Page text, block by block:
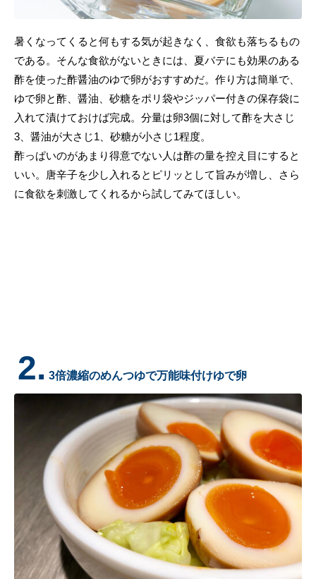
暑くなってくると何もする気が起きなく、食欲も落ちるもの
である。そんな食欲がないときには、夏バテにも効果のある
酢を使った酢醤油のゆで卵がおすすめだ。作り方は簡単で、
ゆで卵と酢、醤油、砂糖をポリ袋やジッパー付きの保存袋に
入れて漬けておけば完成。分量は卵3個に対して酢を大さじ
3、醤油が大さじ1、砂糖が小さじ1程度。
酢っぱいのがあまり得意でない人は酢の量を控え目にすると
いい。唐辛子を少し入れるとピリッとして旨みが増し、さら
に食欲を刺激してくれるから試してみてほしい。
2. 3倍濃縮のめんつゆで万能味付けゆで卵